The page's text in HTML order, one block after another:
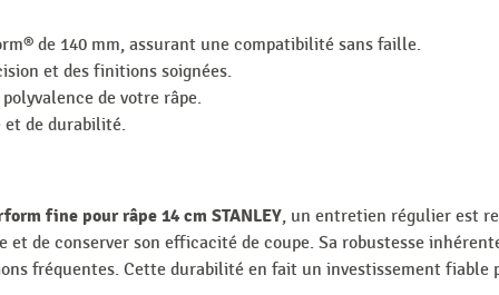
de 140 mm, assurant une compatibilité sans faille.
et des finitions soignées.
de votre râpe.
et de durabilité.
fine pour râpe 14 cm STANLEY, un entretien régulier est
de conserver son efficacité de coupe. Sa robustesse
fréquentes. Cette durabilité en fait un investissement fiable